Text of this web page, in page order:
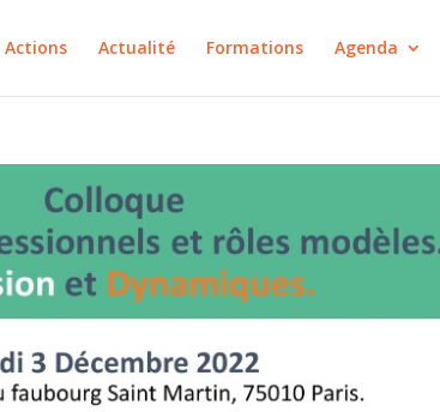
Actions Actualité Formations Agenda